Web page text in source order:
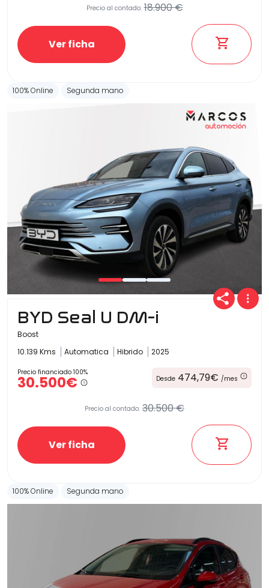
Etiqueta medioambiental
Potencia
Transmisión
Carrocería
Precio al contado: 18.900 €
Ver ficha
100% Online Segunda mano
BYD Seal U DM-i
Boost
10.139 Kms
Automatica Hibrido 2025
Precio financiado 100%
30.500€ Desde 474,79€ /mes
Precio al contado: 30.500 €
Ver ficha
100% Online Segunda mano